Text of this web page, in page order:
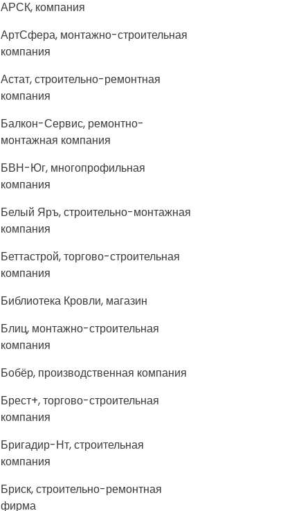
АРСК, компания
АртСфера, монтажно-строительная
компания
Астат, строительно-ремонтная
компания
Балкон-Сервис, ремонтно-
монтажная компания
БВН-Юг, многопрофильная
компания
Белый Яръ, строительно-монтажная
компания
Беттастрой, торгово-строительная
компания
Библиотека Кровли, магазин
Блиц, монтажно-строительная
компания
Бобёр, производственная компания
Брест+, торгово-строительная
компания
Бригадир-Нт, строительная
компания
Бриск, строительно-ремонтная
фирма